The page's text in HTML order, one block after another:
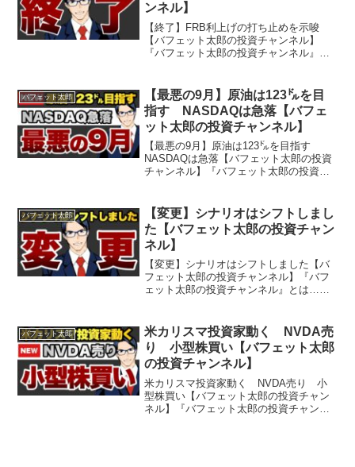
ンネル】
【終了】FRB利上げの打ち止めを示唆
【バフェット太郎の投資チャンネル】
『バフェット太郎の投資チャンネル』と
く解説する、投資・経済専門番組です。
バフェット太郎氏は『バカで...
バフェット太郎
【最悪の9月】原油は123㌦を目
指す NASDAQは急落【バフェ
ット太郎の投資チャンネル】
【最悪の9月】原油は123㌦を目指す
NASDAQは急落【バフェット太郎の投資
チャンネル】『バフェット太郎の投資チ
をわかりやすく解説する、投資・経済専
門番組です。バフェ...
バフェット太郎
【変更】シナリオはシフトしまし
た【バフェット太郎の投資チャン
ネル】
【変更】シナリオはシフトしました【バ
フェット太郎の投資チャンネル】『バフ
ェット太郎の投資チャンネル』とは…億
する、投資・経済専門番組です。バフェ
ット太郎氏は『バカでも稼...
バフェット太郎
米カリスマ投資家動く NVDA売
り 小型株買い【バフェット太郎
の投資チャンネル】
米カリスマ投資家動く NVDA売り 小
型株買い【バフェット太郎の投資チャン
ネル】『バフェット太郎の投資チャンネ